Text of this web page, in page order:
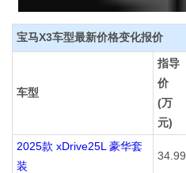
宝马X3车型最新价格变化报价
车型
指导
价
(万
元)
2025款 xDrive25L 豪华套
装
34.99